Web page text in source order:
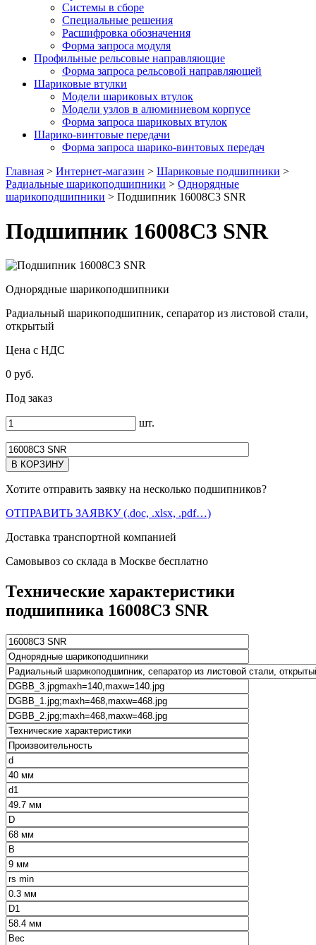
Системы в сборе
Специальные решения
Расшифровка обозначения
Форма запроса модуля
Профильные рельсовые направляющие
Форма запроса рельсовой направляющей
Шариковые втулки
Модели шариковых втулок
Модели узлов в алюминиевом корпусе
Форма запроса шариковых втулок
Шарико-винтовые передачи
Форма запроса шарико-винтовых передач
Главная > Интернет-магазин > Шариковые подшипники >
Радиальные шарикоподшипники > Однорядные
шарикоподшипники > Подшипник 16008C3 SNR
Подшипник 16008C3 SNR
Однорядные шарикоподшипники
Радиальный шарикоподшипник, сепаратор из листовой стали,
открытый
Цена с НДС
0 руб.
Под заказ
шт.
Хотите отправить заявку на несколько подшипников?
ОТПРАВИТЬ ЗАЯВКУ (.doc, .xlsx, .pdf…)
Доставка транспортной компанией
Самовывоз со склада в Москве бесплатно
Технические характеристики
подшипника 16008C3 SNR